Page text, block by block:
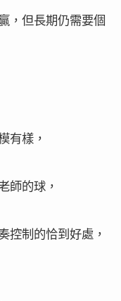
，但長期仍需要個
有樣，
師的球，
控制的恰到好處，